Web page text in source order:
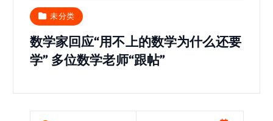
未分类
数学家回应“用不上的数学为什么还要
学” 多位数学老师“跟帖”